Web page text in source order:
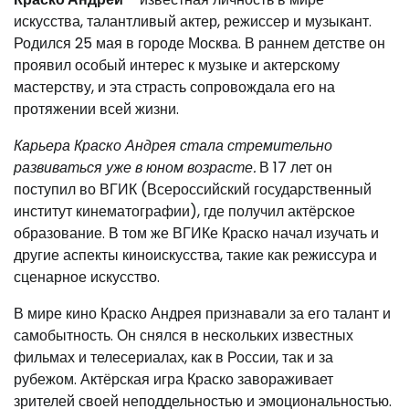
искусства, талантливый актер, режиссер и музыкант.
Родился 25 мая в городе Москва. В раннем детстве он
проявил особый интерес к музыке и актерскому
мастерству, и эта страсть сопровождала его на
протяжении всей жизни.
Карьера Краско Андрея стала стремительно
развиваться уже в юном возрасте. В 17 лет он
поступил во ВГИК (Всероссийский государственный
институт кинематографии), где получил актёрское
образование. В том же ВГИКе Краско начал изучать и
другие аспекты киноискусства, такие как режиссура и
сценарное искусство.
В мире кино Краско Андрея признавали за его талант и
самобытность. Он снялся в нескольких известных
фильмах и телесериалах, как в России, так и за
рубежом. Актёрская игра Краско завораживает
зрителей своей неподдельностью и эмоциональностью.